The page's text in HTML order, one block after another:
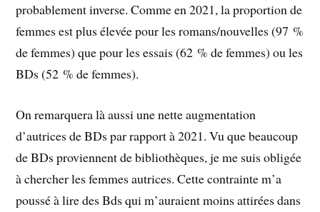
probablement inverse. Comme en 2021, la proportion de
femmes est plus élevée pour les romans/nouvelles (97 %
de femmes) que pour les essais (62 % de femmes) ou les
BDs (52 % de femmes).
On remarquera là aussi une nette augmentation
d’autrices de BDs par rapport à 2021. Vu que beaucoup
de BDs proviennent de bibliothèques, je me suis obligée
à chercher les femmes autrices. Cette contrainte m’a
poussé à lire des Bds qui m’auraient moins attirées dans